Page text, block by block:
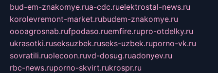
bud-em-znakomye.rua-cdc.ruelektrostal-news.ru
korolevremont-market.rubudem-znakomye.ru
oooagrosnab.rufpodaso.ruemfire.rupro-otdelky.ru
ukrasotki.ruseksuzbek.ruseks-uzbek.ruporno-vk.ru
sovratili.ruolecoon.ruvd-dosug.ruadonyev.ru
rbc-news.ruporno-skvirt.rukrospr.ru